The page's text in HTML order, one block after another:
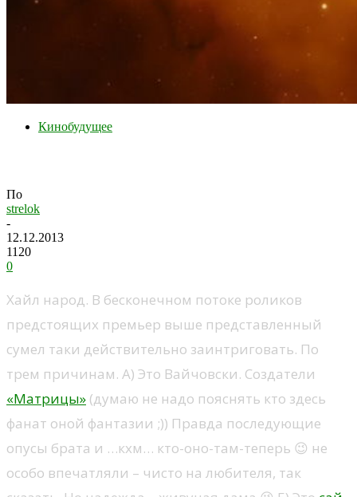
Кинобудущее
По
strelok
-
12.12.2013
1120
0
Хайл народ. В бесконечном потоке роликов
предстоящих премьер выше представленный
сумел таки действительно заинтриговать. По
трем причинам. А) Это Вайчовски. Создатели
«Матрицы» (думаю не надо пояснять кто здесь
фанат оной фантазии ;)) Правда последующие
опусы брата и …кхм… кто-оно-там-теперь 😉 не
особо впечатляли – чисто на любителя, так